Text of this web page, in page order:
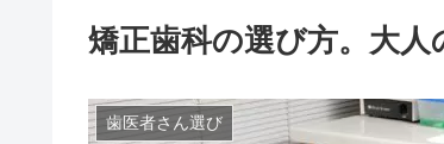
矯正歯科の選び方。大